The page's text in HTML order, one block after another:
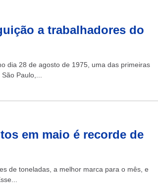
a trabalhadores do
dia 28 de agosto de 1975, uma das primeiras
Paulo,...
em maio é recorde de
de toneladas, a melhor marca para o mês, e